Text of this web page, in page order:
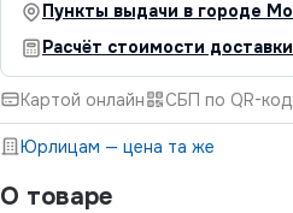
О товаре
Пункты выдачи в городе
Расчёт стоимости доставки
Картой онлайн СБП по QR-
Юрлицам — цена та же